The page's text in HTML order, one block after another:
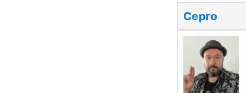
Серго